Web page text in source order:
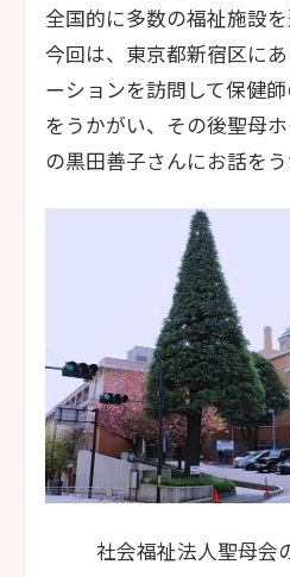
全国的に多数の福祉施設を
今回は、東京都新宿区に
ーションを訪問して保健
をうかがい、その後聖母
の黒田善子さんにお話をう
社会福祉法人聖母会